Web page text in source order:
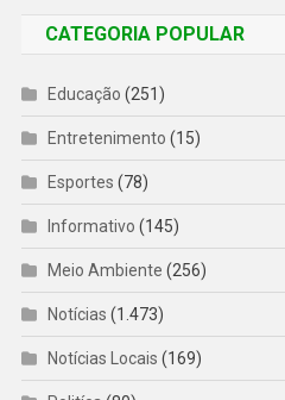
CATEGORIA POPULAR
Educação (251)
Entretenimento (15)
Esportes (78)
Informativo (145)
Meio Ambiente (256)
Notícias (1.473)
Notícias Locais (169)